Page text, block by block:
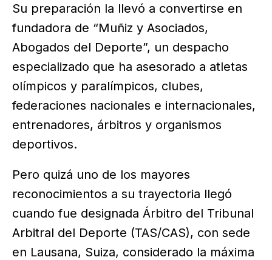
Su preparación la llevó a convertirse en
fundadora de “Muñiz y Asociados,
Abogados del Deporte”, un despacho
especializado que ha asesorado a atletas
olímpicos y paralímpicos, clubes,
federaciones nacionales e internacionales,
entrenadores, árbitros y organismos
deportivos.
Pero quizá uno de los mayores
reconocimientos a su trayectoria llegó
cuando fue designada Árbitro del Tribunal
Arbitral del Deporte (TAS/CAS), con sede
en Lausana, Suiza, considerado la máxima